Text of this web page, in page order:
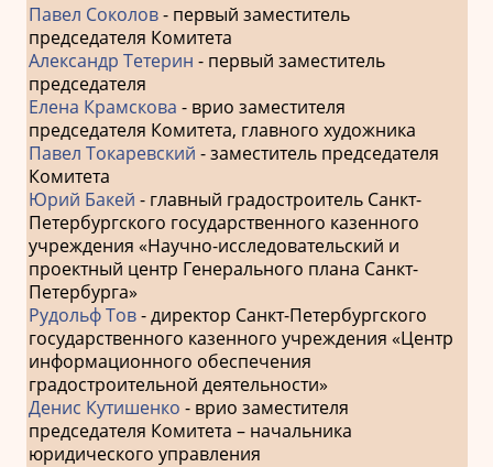
Павел Соколов- первый заместитель
председателя Комитета
Александр Тетерин - первый заместитель
председателя
Елена Крамскова - врио заместителя
председателя Комитета, главного художника
Павел Токаревский - заместитель председателя
Комитета
Юрий Бакей - главный градостроитель Санкт-
Петербургского государственного казенного
учреждения «Научно-исследовательский и
проектный центр Генерального плана Санкт-
Петербурга»
Рудольф Тов- директор Санкт-Петербургского
государственного казенного учреждения «Центр
информационного обеспечения
градостроительной деятельности»
Денис Кутишенко - врио заместителя
председателя Комитета – начальника
юридического управления